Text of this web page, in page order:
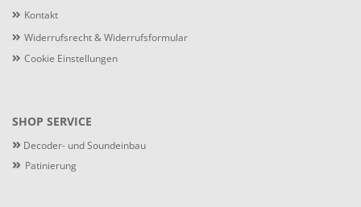
Kontakt
Widerrufsrecht & Widerrufsformular
Cookie Einstellungen
SHOP SERVICE
» Decoder- und Soundeinbau
» Patinierung